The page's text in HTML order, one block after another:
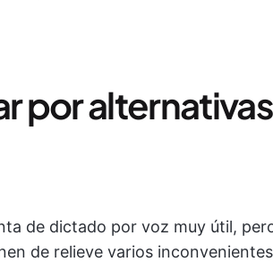
por
de dictado por voz muy útil,
de relieve varios